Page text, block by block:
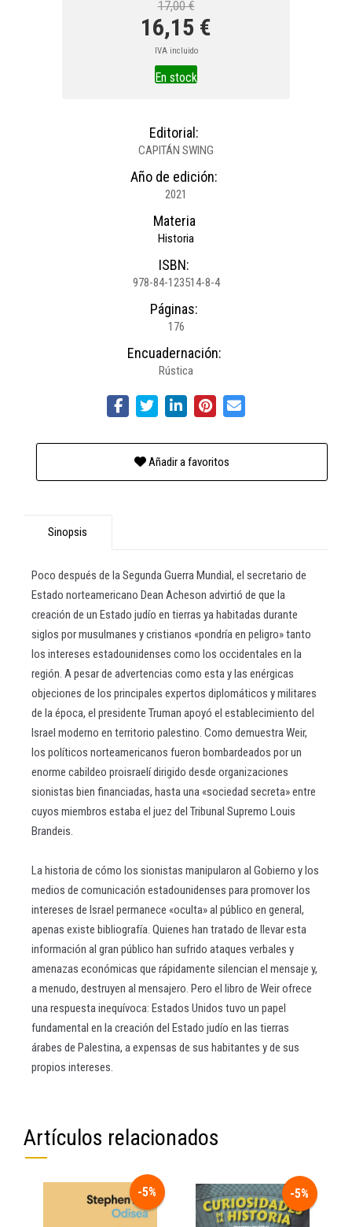
17,00 €
16,15 €
IVA incluido
En stock
Editorial:
CAPITÁN SWING
Año de edición:
2021
Materia
Historia
ISBN:
978-84-123514-8-4
Páginas:
176
Encuadernación:
Rústica
Añadir a favoritos
Sinopsis
Poco después de la Segunda Guerra Mundial, el secretario de
Estado norteamericano Dean Acheson advirtió de que la
creación de un Estado judío en tierras ya habitadas durante
siglos por musulmanes y cristianos «pondría en peligro» tanto
los intereses estadounidenses como los occidentales en la
región. A pesar de advertencias como esta y las enérgicas
objeciones de los principales expertos diplomáticos y militares
de la época, el presidente Truman apoyó el establecimiento del
Israel moderno en territorio palestino. Como demuestra Weir,
los políticos norteamericanos fueron bombardeados por un
enorme cabildeo proisraelí dirigido desde organizaciones
sionistas bien financiadas, hasta una «sociedad secreta» entre
cuyos miembros estaba el juez del Tribunal Supremo Louis
Brandeis.
La historia de cómo los sionistas manipularon al Gobierno y los
medios de comunicación estadounidenses para promover los
intereses de Israel permanece «oculta» al público en general,
apenas existe bibliografía. Quienes han tratado de llevar esta
información al gran público han sufrido ataques verbales y
amenazas económicas que rápidamente silencian el mensaje y,
a menudo, destruyen al mensajero. Pero el libro de Weir ofrece
una respuesta inequívoca: Estados Unidos tuvo un papel
fundamental en la creación del Estado judío en las tierras
árabes de Palestina, a expensas de sus habitantes y de sus
propios intereses.
Artículos relacionados
-5% -5%